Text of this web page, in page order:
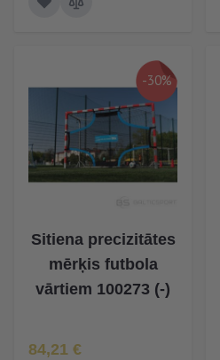
-30%
Sitiena precizitātes
mērķis futbola
vārtiem 100273 (-)
Īpaša Cena
84,21 €